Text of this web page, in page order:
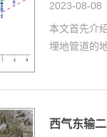
2023-08-08
本文首先介
埋地管道的
西气东输